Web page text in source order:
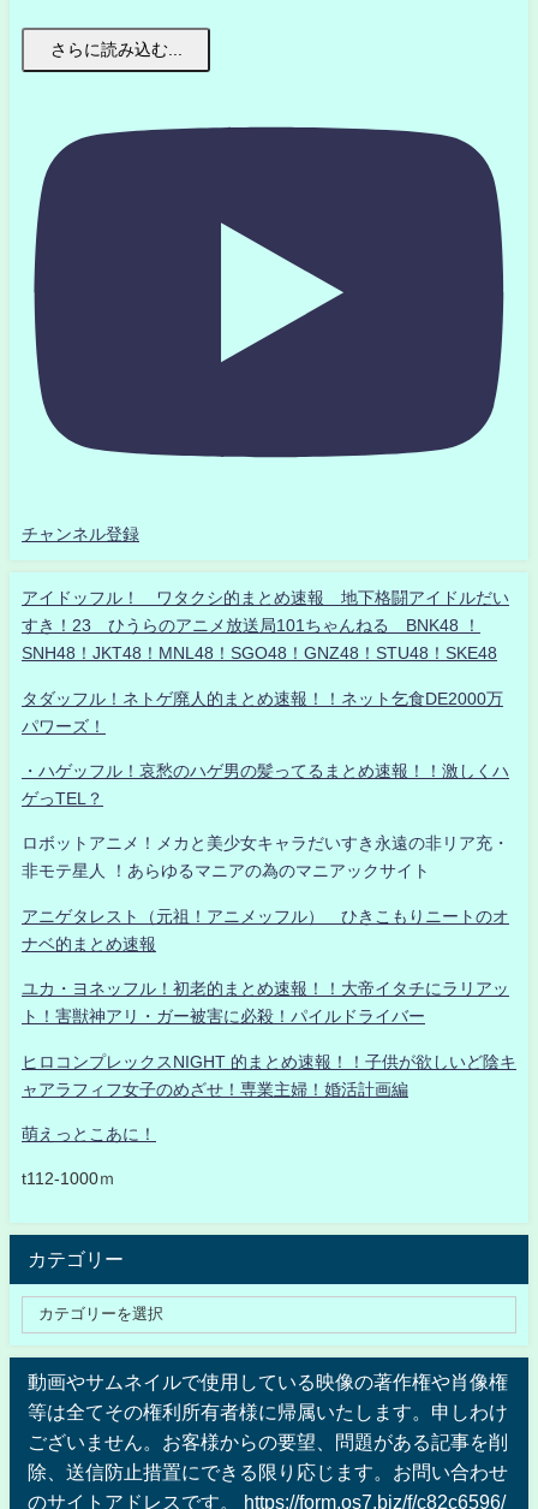
さらに読み込む...
チャンネル登録
アイドッフル！ ワタクシ的まとめ速報 地下格闘アイドルだい
すき！23 ひうらのアニメ放送局101ちゃんねる BNK48 ！
SNH48！JKT48！MNL48！SGO48！GNZ48！STU48！SKE48
タダッフル！ネトゲ廃人的まとめ速報！！ネット乞食DE2000万
パワーズ！
・ハゲッフル！哀愁のハゲ男の髪ってるまとめ速報！！激しくハ
ゲっTEL？
ロボットアニメ！メカと美少女キャラだいすき永遠の非リア充・
非モテ星人 ！あらゆるマニアの為のマニアックサイト
アニゲタレスト（元祖！アニメッフル） ひきこもりニートのオ
ナベ的まとめ速報
ユカ・ヨネッフル！初老的まとめ速報！！大帝イタチにラリアッ
ト！害獣神アリ・ガー被害に必殺！パイルドライバー
ヒロコンプレックスNIGHT 的まとめ速報！！子供が欲しいど陰キ
ャアラフィフ女子のめざせ！専業主婦！婚活計画編
萌えっとこあに！
t112-1000ｍ
カテゴリー
動画やサムネイルで使用している映像の著作権や肖像権
等は全てその権利所有者様に帰属いたします。申しわけ
ございません。お客様からの要望、問題がある記事を削
除、送信防止措置にできる限り応じます。お問い合わせ
のサイトアドレスです。 https://form.os7.biz/f/c82c6596/